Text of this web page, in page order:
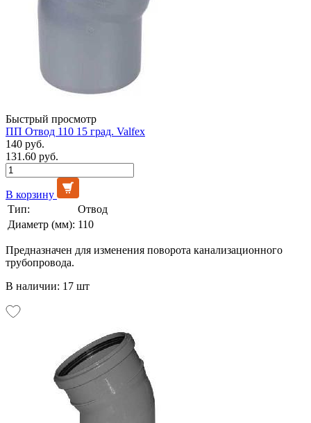
Быстрый просмотр
ПП Отвод 110 15 град. Valfex
140 руб.
131.60 руб.
В корзину
Тип:
Отвод
Диаметр (мм): 110
Предназначен для изменения поворота канализационного
трубопровода.
В наличии: 17 шт